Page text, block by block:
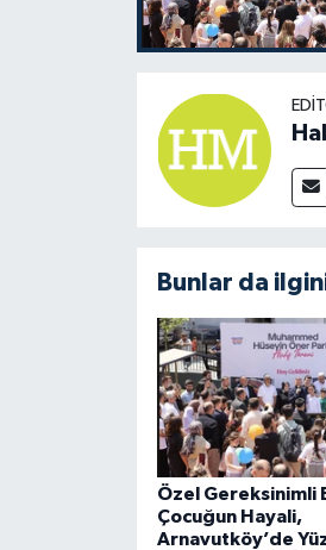
Bunlar da
Özel Gereksinimli
Çocuğun Hayali,
Arnavutköy’de